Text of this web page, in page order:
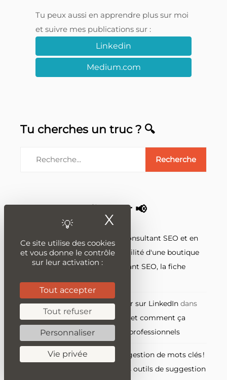
Tu peux aussi en apprendre plus sur moi
et suivre mes publications sur :
Linkedin
Medium.com
Tu cherches un truc ? 🔍
On peut en discuter 📢
Qu'est-ce que le métier de consultant SEO et en
quoi il peut améliorer la visibilité d'une boutique
e-commerce ?dans Consultant SEO, la fiche
métier
Tout ce que vous devez savoir sur LinkedIn dans
LinkedIn : qu’est-ce que c’est et comment ça
marche, le réseau social des professionnels
Tout savoir sur l’outil de suggestion de mots clés !
Quels sont les meilleurs outils de suggestion
Ce site utilise des cookies
et vous donne le contrôle
sur leur activation :
Tout accepter
Tout refuser
Personnaliser
Vie privée
X